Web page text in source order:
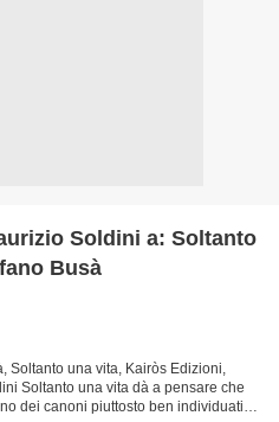
Soldini a: Soltanto
Busà
Soltanto una vita, Kairòs Edizioni,
Soltanto una vita dà a pensare che
dei canoni piuttosto ben individuati e